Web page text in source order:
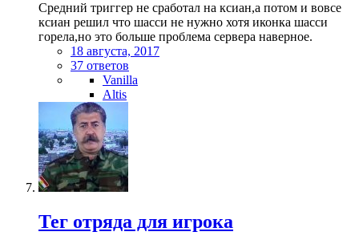
Средний триггер не сработал на ксиан,а потом и вовсе
ксиан решил что шасси не нужно хотя иконка шасси
горела,но это больше проблема сервера наверное.
18 августа, 2017
37 ответов
Vanilla
Altis
Тег отряда для игрока